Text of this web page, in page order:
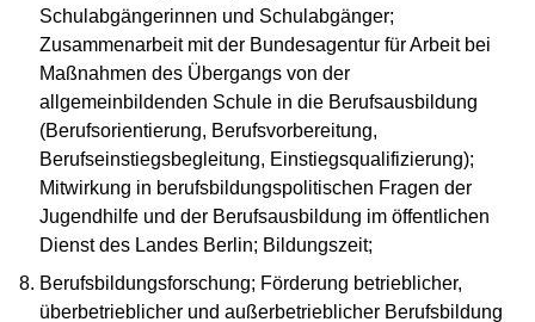
Schulabgängerinnen und Schulabgänger;
Zusammenarbeit mit der Bundesagentur für Arbeit bei
Maßnahmen des Übergangs von der
allgemeinbildenden Schule in die Berufsausbildung
(Berufsorientierung, Berufsvorbereitung,
Berufseinstiegsbegleitung, Einstiegsqualifizierung);
Mitwirkung in berufsbildungspolitischen Fragen der
Jugendhilfe und der Berufsausbildung im öffentlichen
Dienst des Landes Berlin; Bildungszeit;
Berufsbildungsforschung; Förderung betrieblicher,
überbetrieblicher und außerbetrieblicher Berufsbildung